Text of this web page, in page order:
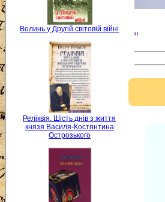
Волинь у Другій світовій війні
Реліквія. Шість днів з життя
князя Василя-Костянтина
Острозького
"